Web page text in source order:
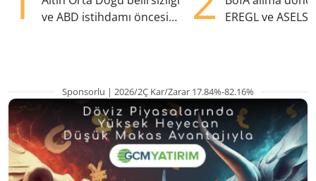
ve ABD istihdamı öncesi
EREGL ve ASELS
Sponsorlu | 2026/2Ç Kar/Zarar 17.84%-82.16%